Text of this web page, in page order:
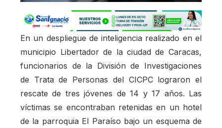
En un despliegue de inteligencia realizado en el
municipio Libertador de la ciudad de Caracas,
funcionarios de la División de Investigaciones
de Trata de Personas del CICPC lograron el
rescate de tres jóvenes de 14 y 17 años. Las
víctimas se encontraban retenidas en un hotel
de la parroquia El Paraíso bajo un esquema de